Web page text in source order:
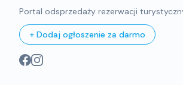
Portal odsprzedaży rezerwacji
+ Dodaj ogłoszenie za darmo